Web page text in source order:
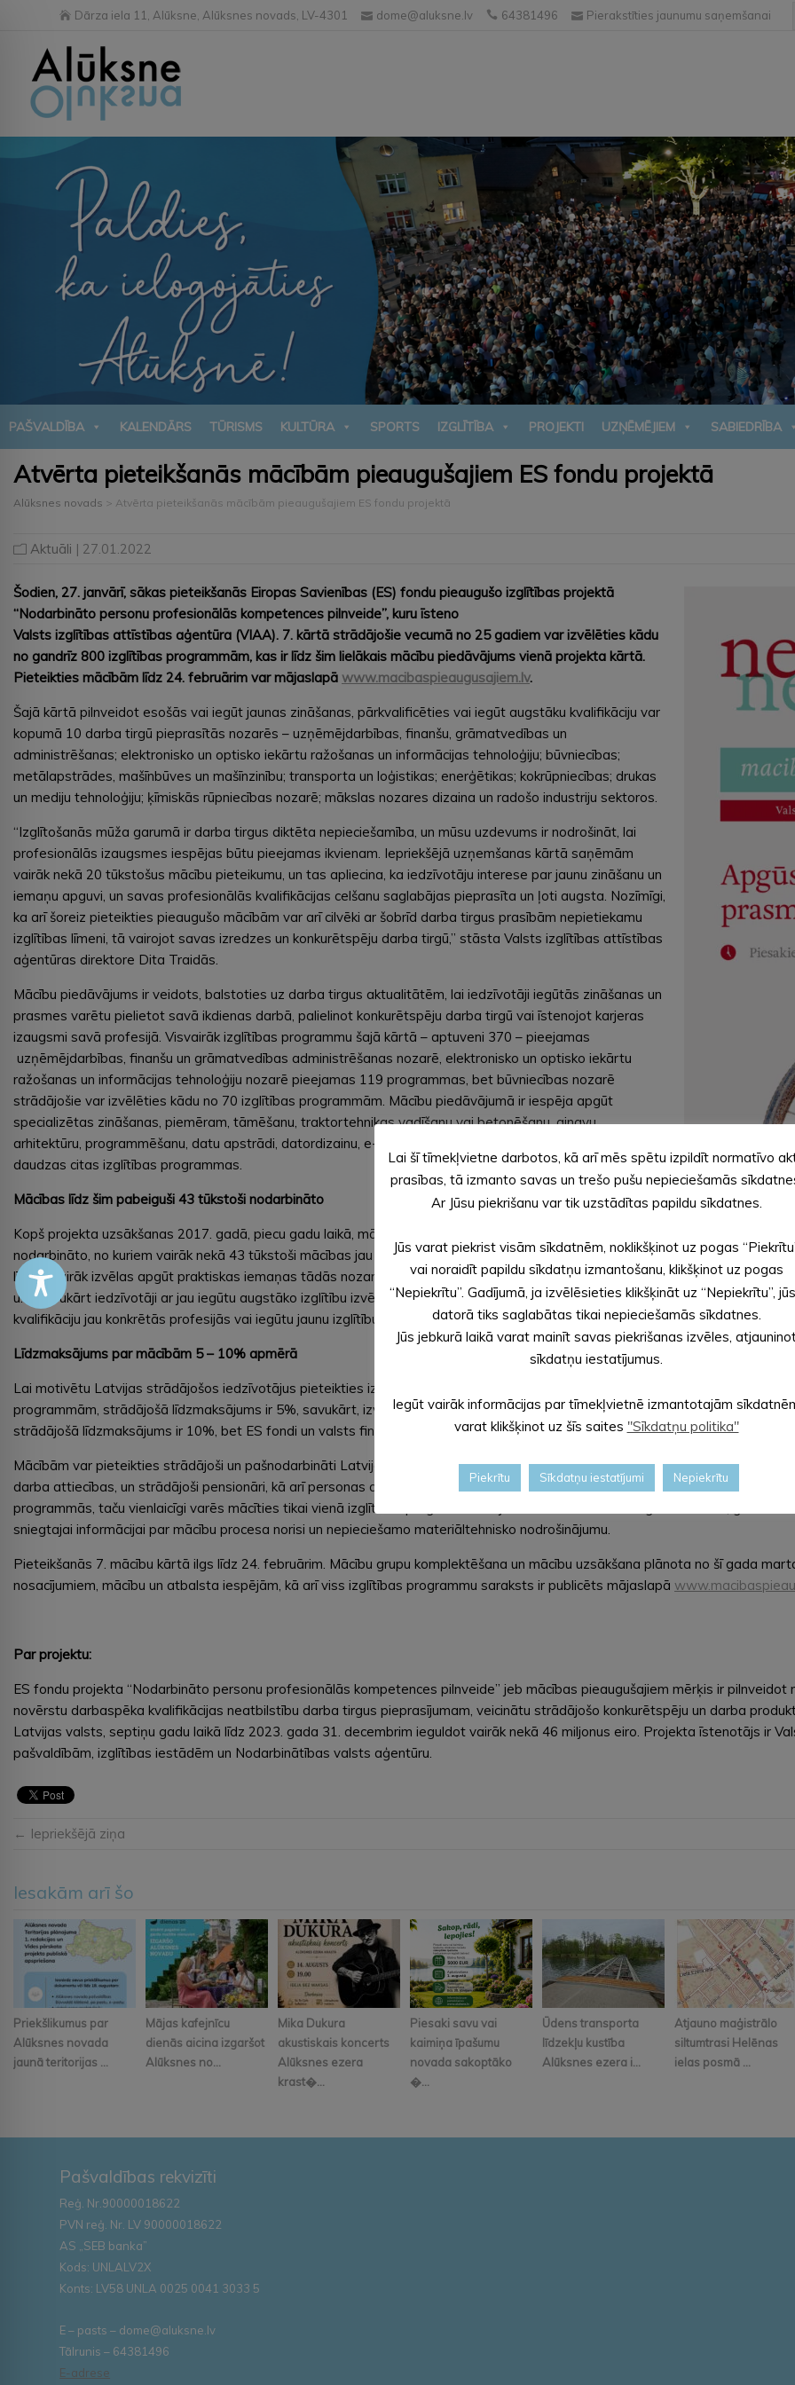
Dārza iela 11, Alūksne, Alūksnes novads, LV-4301 dome@aluksne.lv 64381496 Pierakstīties jaunumu saņemšanai
PAŠVALDĪBA KALENDĀRS TŪRISMS KULTŪRA SPORTS IZGLĪTĪBA PROJEKTI UZŅĒMĒJIEM SABIEDRĪBA
Atvērta pieteikšanās mācībām pieaugušajiem ES fondu projektā
Alūksnes novads > Atvērta pieteikšanās mācībām pieaugušajiem ES fondu projektā
Aktuāli | 27.01.2022
Šodien, 27. janvārī, sākas pieteikšanās Eiropas Savienības (ES) fondu pieaugušo izglītības projektā
“Nodarbināto personu profesionālās kompetences pilnveide”, kuru īsteno
Valsts izglītības attīstības aģentūra (VIAA). 7. kārtā strādājošie vecumā no 25 gadiem var izvēlēties kādu
no gandrīz 800 izglītības programmām, kas ir līdz šim lielākais mācību piedāvājums vienā projekta kārtā.
Pieteikties mācībām līdz 24. februārim var mājaslapā www.macibaspieaugusajiem.lv.
Šajā kārtā pilnveidot esošās vai iegūt jaunas zināšanas, pārkvalificēties vai iegūt augstāku kvalifikāciju var
kopumā 10 darba tirgū pieprasītās nozarēs – uzņēmējdarbības, finanšu, grāmatvedības un
administrēšanas; elektronisko un optisko iekārtu ražošanas un informācijas tehnoloģiju; būvniecības;
metālapstrādes, mašīnbūves un mašīnzinību; transporta un loģistikas; enerģētikas; kokrūpniecības; drukas
un mediju tehnoloģiju; ķīmiskās rūpniecības nozarē; mākslas nozares dizaina un radošo industriju sektoros.
“Izglītošanās mūža garumā ir darba tirgus diktēta nepieciešamība, un mūsu uzdevums ir nodrošināt, lai
profesionālās izaugsmes iespējas būtu pieejamas ikvienam. Iepriekšējā uzņemšanas kārtā saņēmām
vairāk nekā 20 tūkstošus mācību pieteikumu, un tas apliecina, ka iedzīvotāju interese par jaunu zināšanu un
iemaņu apguvi, un savas profesionālās kvalifikācijas celšanu saglabājas pieprasīta un ļoti augsta. Nozīmīgi,
ka arī šoreiz pieteikties pieaugušo mācībām var arī cilvēki ar šobrīd darba tirgus prasībām nepietiekamu
izglītības līmeni, tā vairojot savas izredzes un konkurētspēju darba tirgū,” stāsta Valsts izglītības attīstības
aģentūras direktore Dita Traidās.
Mācību piedāvājums ir veidots, balstoties uz darba tirgus aktualitātēm, lai iedzīvotāji iegūtās zināšanas un
prasmes varētu pielietot savā ikdienas darbā, palielinot konkurētspēju darba tirgū vai īstenojot karjeras
izaugsmi savā profesijā. Visvairāk izglītības programmu šajā kārtā – aptuveni 370 – pieejamas
uzņēmējdarbības, finanšu un grāmatvedības administrēšanas nozarē, elektronisko un optisko iekārtu
ražošanas un informācijas tehnoloģiju nozarē pieejamas 119 programmas, bet būvniecības nozarē
strādājošie var izvēlēties kādu no 70 izglītības programmām. Mācību piedāvājumā ir iespēja apgūt
specializētas zināšanas, piemēram, tāmēšanu, traktortehnikas vadīšanu vai betonēšanu, ainavu
arhitektūru, programmēšanu, datu apstrādi, datordizainu, e-komerciju, elektrotīklu ekspluatāciju un vēl
daudzas citas izglītības programmas.
Mācības līdz šim pabeiguši 43 tūkstoši nodarbināto
Kopš projekta uzsākšanas 2017. gadā, piecu gadu laikā, mācības kopumā uzsākuši apmēram 59 tūkstoši
nodarbināto, no kuriem vairāk nekā 43 tūkstoši mācības jau ir pabeiguši. Strādājošie ar zemu izglītības
līmeni vairāk izvēlas apgūt praktiskas iemaņas tādās nozarēs kā metālapstrāde, kokrūpniecība, ēdināšana
u.c. Savukārt iedzīvotāji ar jau iegūtu augstāko izglītību izvēlas apgūt izglītības programmas, lai celtu savu
kvalifikāciju jau konkrētās profesijās vai iegūtu jaunu izglītību.
Līdzmaksājums par mācībām 5 – 10% apmērā
Lai motivētu Latvijas strādājošos iedzīvotājus pieteikties izglītības programmām, lielāko daļu mācību izmaksu sedz ES fondi
programmām, strādājošā līdzmaksājums ir 5%, savukārt, izvēloties mācīties profesionālās pilnveides izglītības programmā,
strādājošā līdzmaksājums ir 10%, bet ES fondi un valsts finansējums attiecīgi 90% – 95%. Nodarbinātajiem no
Mācībām var pieteikties strādājoši un pašnodarbināti Latvijas iedzīvotāji vecumā no 25 gadiem līdz neierobežotam vecumam,
darba attiecības, un strādājoši pensionāri, kā arī personas ar alternatīvo statusu. Katrs strādājošais projekta laikā var
programmās, taču vienlaicīgi varēs mācīties tikai vienā izglītības programmā. Šajā kārtā mācības notiks gan attālināti, gan
sniegtajai informācijai par mācību procesa norisi un nepieciešamo materiāltehnisko nodrošinājumu.
Pieteikšanās 7. mācību kārtā ilgs līdz 24. februārim. Mācību grupu komplektēšana un mācību uzsākšana plānota no šī gada
nosacījumiem, mācību un atbalsta iespējām, kā arī viss izglītības programmu saraksts ir publicēts mājaslapā
Par projektu:
ES fondu projekta “Nodarbināto personu profesionālās kompetences pilnveide” jeb mācības pieaugušajiem mērķis ir
novērstu darbaspēka kvalifikācijas neatbilstību darba tirgus pieprasījumam, veicinātu strādājošo konkurētspēju un darba
Latvijas valsts, septiņu gadu laikā līdz 2023. gada 31. decembrim ieguldot vairāk nekā 46 miljonus eiro. Projekta īstenotājs ir
pašvaldībām, izglītības iestādēm un Nodarbinātības valsts aģentūru.
← Iepriekšējā ziņa
Iesakām arī šo
Priekšlikumus par
Alūksnes novada
jaunā teritorijas ...
Mājas kafejnīcu
dienās aicina izgaršot
Alūksnes no...
Mika Dukura
akustiskais koncerts
Alūksnes ezera
krast�...
Piesaki savu vai
kaimiņa īpašumu
novada sakoptāko
�...
Ūdens transporta
līdzekļu kustība
Alūksnes ezera i...
Atjauno maģistrālo
siltumtrasi Helēnas
ielas posmā ...
Pašvaldības rekvizīti
Reģ. Nr.90000018622
PVN reģ. Nr. LV 90000018622
AS „SEB banka”
Kods: UNLALV2X
Konts: LV58 UNLA 0025 0041 3033 5
E – pasts – dome@aluksne.lv
Tālrunis – 64381496
E-adrese
Lai šī tīmekļvietne darbotos, kā arī mēs spētu izpildīt normatīvo
prasības, tā izmanto savas un trešo pušu nepieciešamās
Ar Jūsu piekrišanu var tik uzstādītas papildu sīkdatnes.
Jūs varat piekrist visām sīkdatnēm, noklikšķinot uz pogas
vai noraidīt papildu sīkdatņu izmantošanu, klikšķinot uz pogas
“Nepiekrītu”. Gadījumā, ja izvēlēsieties klikšķināt uz “Nepiekrītu”,
datorā tiks saglabātas tikai nepieciešamās sīkdatnes.
Jūs jebkurā laikā varat mainīt savas piekrišanas izvēles,
sīkdatņu iestatījumus.
Iegūt vairāk informācijas par tīmekļvietnē izmantotajām
varat klikšķinot uz šīs saites "Sīkdatņu politika"
Piekrītu Sīkdatņu iestatījumi Nepiekrītu